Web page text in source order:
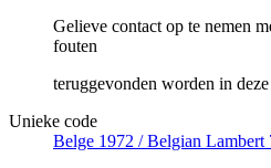
Gelieve contact op te nemen
fouten
teruggevonden worden in deze
Unieke code
Belge 1972 / Belgian Lambert